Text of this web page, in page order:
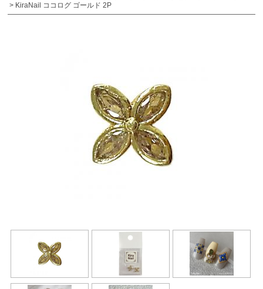
> KiraNail ココログ ゴールド 2P